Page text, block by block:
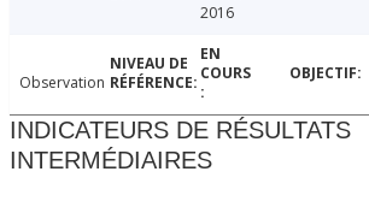
2016
Observation
INDICATEURS DE RÉSULTATS
INTERMÉDIAIRES